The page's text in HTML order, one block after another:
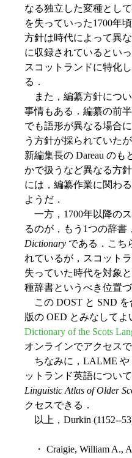
なる独立した変種とし
を失っていった1700年
方針は時代によって異
に収録されているとい
スコットランドに特化
る．
また，編纂方針につ
事情もある．編纂の前
でも語形が異なる場合
う方針が採られていた
新編集長の Dareau のも
かで扱うなど異なる方
には，編纂作業に関わ
ようだ．
一方，1700年以降の
るのが，もう1つの辞書
Dictionary である．こち
れているが，スコット
失っていた時代を対象
種辞書というべき位置
この DOST と SND
版の OED とみなして
Dictionary of the Scots
オンラインでアクセス
ちなみに，LALME や
ットランド英語につい
Linguistic Atlas of Older
クセスできる．
以上，Durkin (1152--
・ Craigie, William A.,